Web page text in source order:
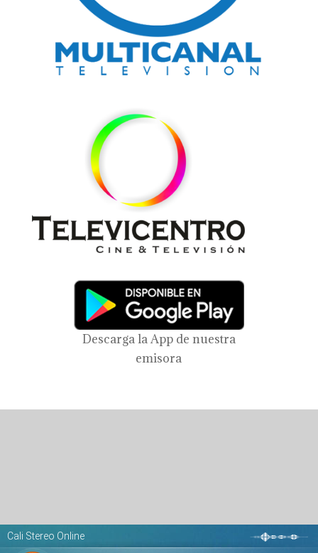
Descarga la App de nuestra
emisora